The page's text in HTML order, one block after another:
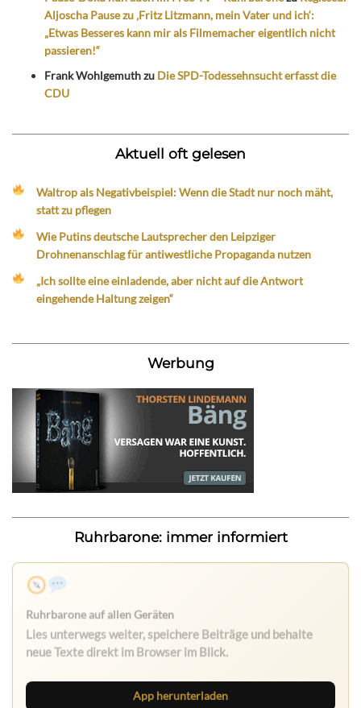
Aljoscha Pause zu ‚Fritz Litzmann, mein Vater und ich‘:
„Etwas Besseres kann mir als Filmemacher eigentlich nicht
passieren!“
Frank Wohlgemuthzu Die SPD-Todessehnsucht erfasst die
CDU
Aktuell oft gelesen
Waltrop als Negativbeispiel: Wenn die Stadt nur noch mäht,
statt zu pflegen
Wie Putins deutsche Lautsprecher den Leipziger
Drohnenanschlag für antiwestliche Propaganda nutzen
„Ich sollte eine einladende, aber nicht auf die Antwort
eingehende Haltung zeigen“
Werbung
Ruhrbarone: immer informiert
App herunterladen